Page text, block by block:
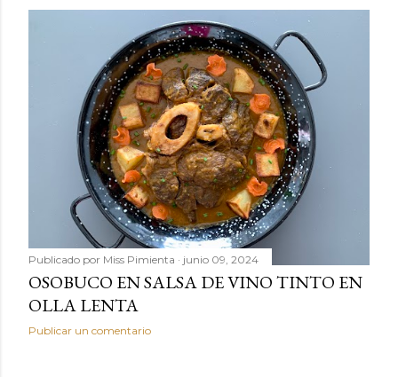
Publicado por Miss Pimienta junio 09, 2024
OSOBUCO EN SALSA DE VINO TINTO EN
OLLA LENTA
Publicar un comentario